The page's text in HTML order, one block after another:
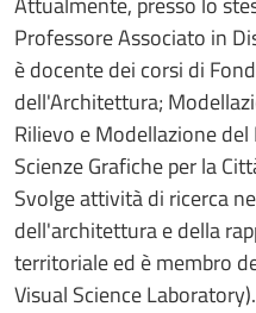
Professore Associato in
è docente dei corsi di
dell'Architettura;
Rilievo e Modellazione
Scienze Grafiche per la
Svolge attività di ricerca
dell'architettura e della
territoriale ed è membro
Visual Science Laboratory).